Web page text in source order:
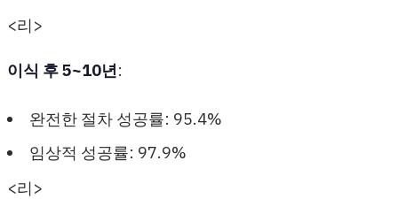
<리>
이식 후 5~10년:
완전한 절차 성공률: 95.4%
임상적 성공률: 97.9%
<리>